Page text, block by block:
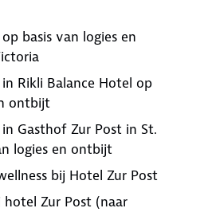
basis van logies en
Rikli Balance Hotel op
ontbijt
Gasthof Zur Post in St.
logies en ontbijt
bij Hotel Zur Post
Zur Post (naar